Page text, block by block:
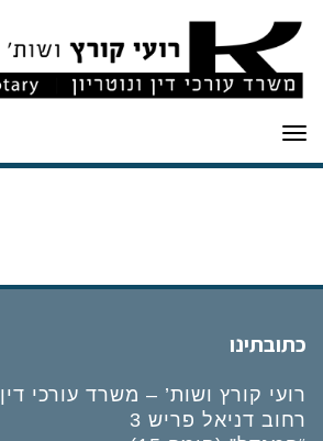
תפריט
כתובתינו
רועי קורץ ושות’ – משרד עורכי דין
רחוב דניאל פריש 3